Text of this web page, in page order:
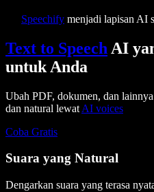
Speechify menjadi lapisan AI
Text to Speech AI
untuk Anda
Ubah PDF, dokumen, dan
dan natural lewat AI voices
Coba Gratis
Suara yang Natural
Dengarkan suara yang terasa